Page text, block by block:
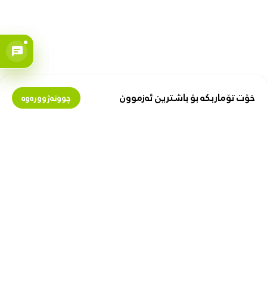
خۆت تۆماربکە بۆ باشترین ئەزموون چوونەژوورەوە